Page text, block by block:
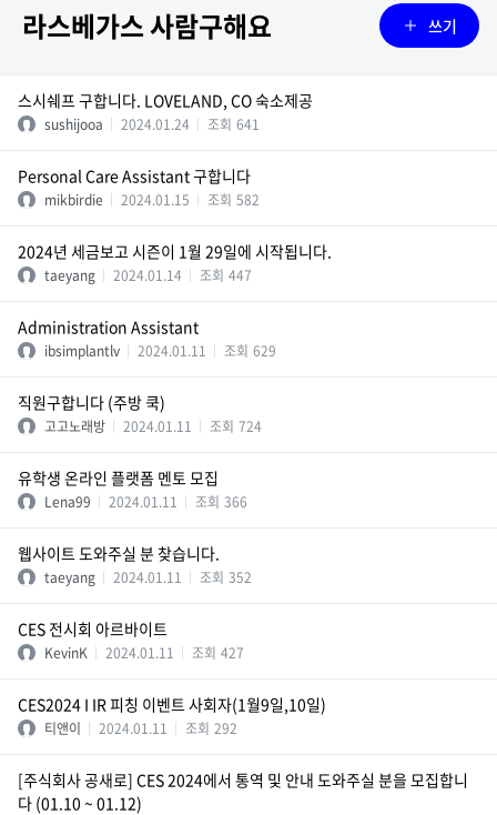
라스베가스 사람구해요 쓰기
스시쉐프 구합니다. LOVELAND, CO 숙소제공
sushijooa 2024.01.24 조회 641
Personal Care Assistant 구합니다
mikbirdie 2024.01.15 조회 582
2024년 세금보고 시즌이 1월 29일에 시작됩니다.
taeyang 2024.01.14 조회 447
Administration Assistant
ibsimplantlv 2024.01.11 조회 629
직원구합니다 (주방 쿡)
고고노래방 2024.01.11 조회 724
유학생 온라인 플랫폼 멘토 모집
Lena99 2024.01.11 조회 366
웹사이트 도와주실 분 찾습니다.
taeyang 2024.01.11 조회 352
CES 전시회 아르바이트
KevinK 2024.01.11 조회 427
CES2024 I IR 피칭 이벤트 사회자(1월9일,10일)
티앤이 2024.01.11 조회 292
[주식회사 공새로] CES 2024에서 통역 및 안내 도와주실 분을 모집합니
다 (01.10 ~ 01.12)